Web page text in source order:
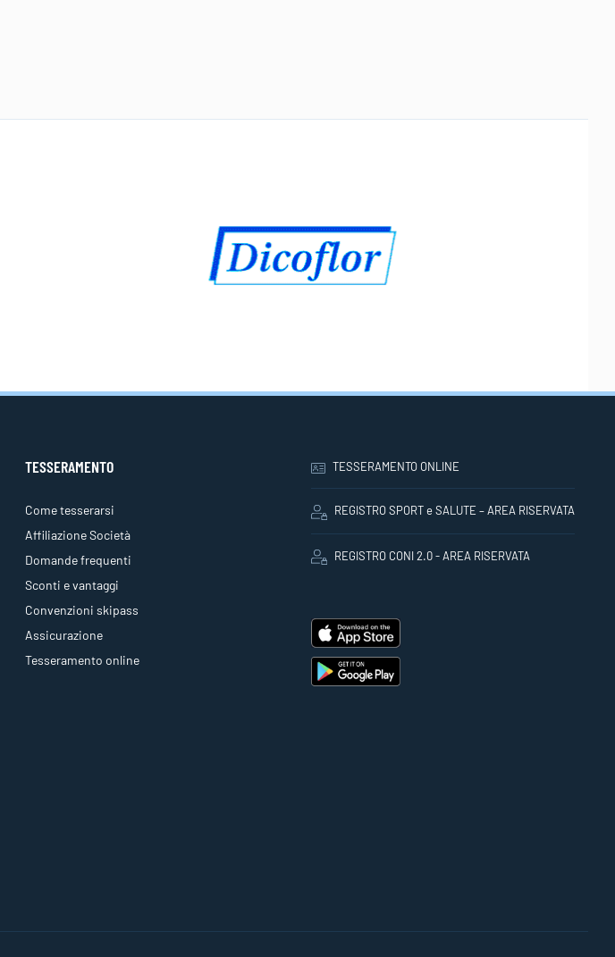
TESSERAMENTO
Come tesserarsi
Affiliazione Società
Domande frequenti
Sconti e vantaggi
Convenzioni skipass
Assicurazione
Tesseramento online
TESSERAMENTO ONLINE
REGISTRO SPORT e SALUTE – AREA RISERVATA
REGISTRO CONI 2.0 - AREA RISERVATA